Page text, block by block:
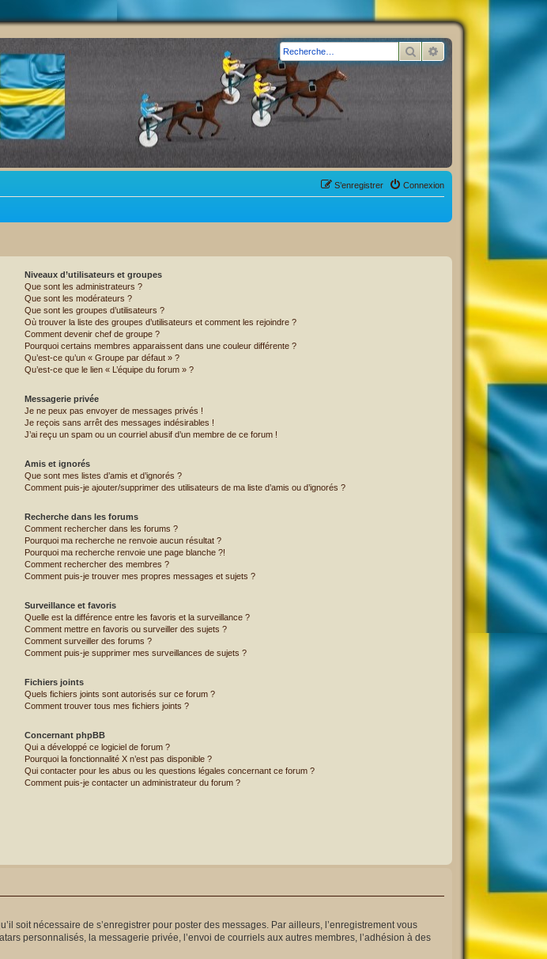
Rechercher
Connexion
S’enregistrer
Niveaux d’utilisateurs et groupes
Que sont les administrateurs ?
Que sont les modérateurs ?
Que sont les groupes d’utilisateurs ?
Où trouver la liste des groupes d’utilisateurs et comment les rejoindre ?
Comment devenir chef de groupe ?
Pourquoi certains membres apparaissent dans une couleur différente ?
Qu’est-ce qu’un « Groupe par défaut » ?
Qu’est-ce que le lien « L’équipe du forum » ?
Messagerie privée
Je ne peux pas envoyer de messages privés !
Je reçois sans arrêt des messages indésirables !
J’ai reçu un spam ou un courriel abusif d’un membre de ce forum !
Amis et ignorés
Que sont mes listes d’amis et d’ignorés ?
Comment puis-je ajouter/supprimer des utilisateurs de ma liste d’amis ou d’ignorés ?
Recherche dans les forums
Comment rechercher dans les forums ?
Pourquoi ma recherche ne renvoie aucun résultat ?
Pourquoi ma recherche renvoie une page blanche ?!
Comment rechercher des membres ?
Comment puis-je trouver mes propres messages et sujets ?
Surveillance et favoris
Quelle est la différence entre les favoris et la surveillance ?
Comment mettre en favoris ou surveiller des sujets ?
Comment surveiller des forums ?
Comment puis-je supprimer mes surveillances de sujets ?
Fichiers joints
Quels fichiers joints sont autorisés sur ce forum ?
Comment trouver tous mes fichiers joints ?
Concernant phpBB
Qui a développé ce logiciel de forum ?
Pourquoi la fonctionnalité X n’est pas disponible ?
Qui contacter pour les abus ou les questions légales concernant ce forum ?
Comment puis-je contacter un administrateur du forum ?
soit nécessaire de s’enregistrer pour poster des messages. Par ailleurs, l’enregistrement vous
personnalisés, la messagerie privée, l’envoi de courriels aux autres membres, l’adhésion à des